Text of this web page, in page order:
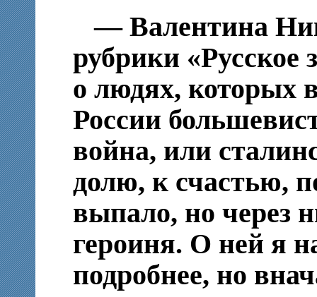
— Валентина
рубрики «Русское
о людях, которых
России
война, или
долю, к счастью,
выпало, но через
героиня. О ней я
подробнее, но